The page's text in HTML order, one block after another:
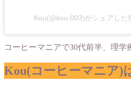
Kou(@kou.003)がシェアした
コーヒーマニアで30代前半、理
Kou(コーヒーマニア)